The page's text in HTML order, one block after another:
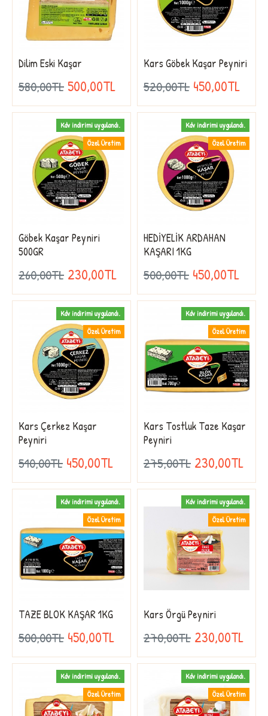
Dilim Eski Kaşar
580,00TL 500,00TL
Kars Göbek Kaşar Peyniri
520,00TL 450,00TL
Özel Üretim
Kdv indirimi uygulandı.
Göbek Kaşar Peyniri
500GR
260,00TL 230,00TL
Özel Üretim
Kdv indirimi uygulandı.
HEDİYELİK ARDAHAN
KAŞARI 1KG
500,00TL 450,00TL
Özel Üretim
Kdv indirimi uygulandı.
Kars Çerkez Kaşar
Peyniri
510,00TL 450,00TL
Özel Üretim
Kdv indirimi uygulandı.
Kars Tostluk Taze Kaşar
Peyniri
275,00TL 230,00TL
Özel Üretim
Kdv indirimi uygulandı.
TAZE BLOK KAŞAR 1KG
500,00TL 450,00TL
Özel Üretim
Kdv indirimi uygulandı.
Kars Örgü Peyniri
270,00TL 230,00TL
Özel Üretim
Kdv indirimi uygulandı.
Özel Üretim
Kdv indirimi uygulandı.